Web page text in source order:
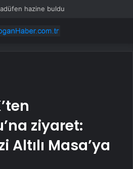
hazine buldu
ziyaret:
Altılı Masa’ya